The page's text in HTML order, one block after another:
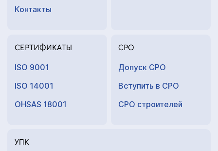
Контакты
СЕРТИФИКАТЫ
ISO 9001
ISO 14001
OHSAS 18001
СРО
Допуск СРО
Вступить в СРО
СРО строителей
УПК